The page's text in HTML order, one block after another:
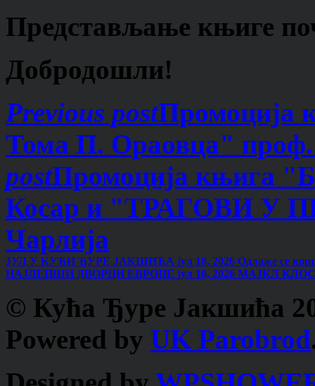
Представљање књиге
Добродошли!
Previous post
Тома П. Ораовца"
postПромоција књига
Косар и "ТРАГОВИ У
Чарлија
ЈУЛ У КУЋИ ЂУРЕ ЈАКШИЋА јул 18, 2026 Одлаже се
НАЈЛЕПШИ ДВОРЦИ ЕВРОПЕ јул 10, 2026 МАЈКЛ КЛОС
© Кућа Ђуре Јакшића
Powered by UK Parobrod